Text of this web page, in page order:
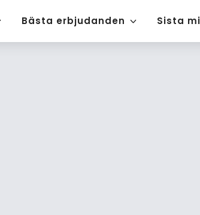
Bästa erbjudanden Sista